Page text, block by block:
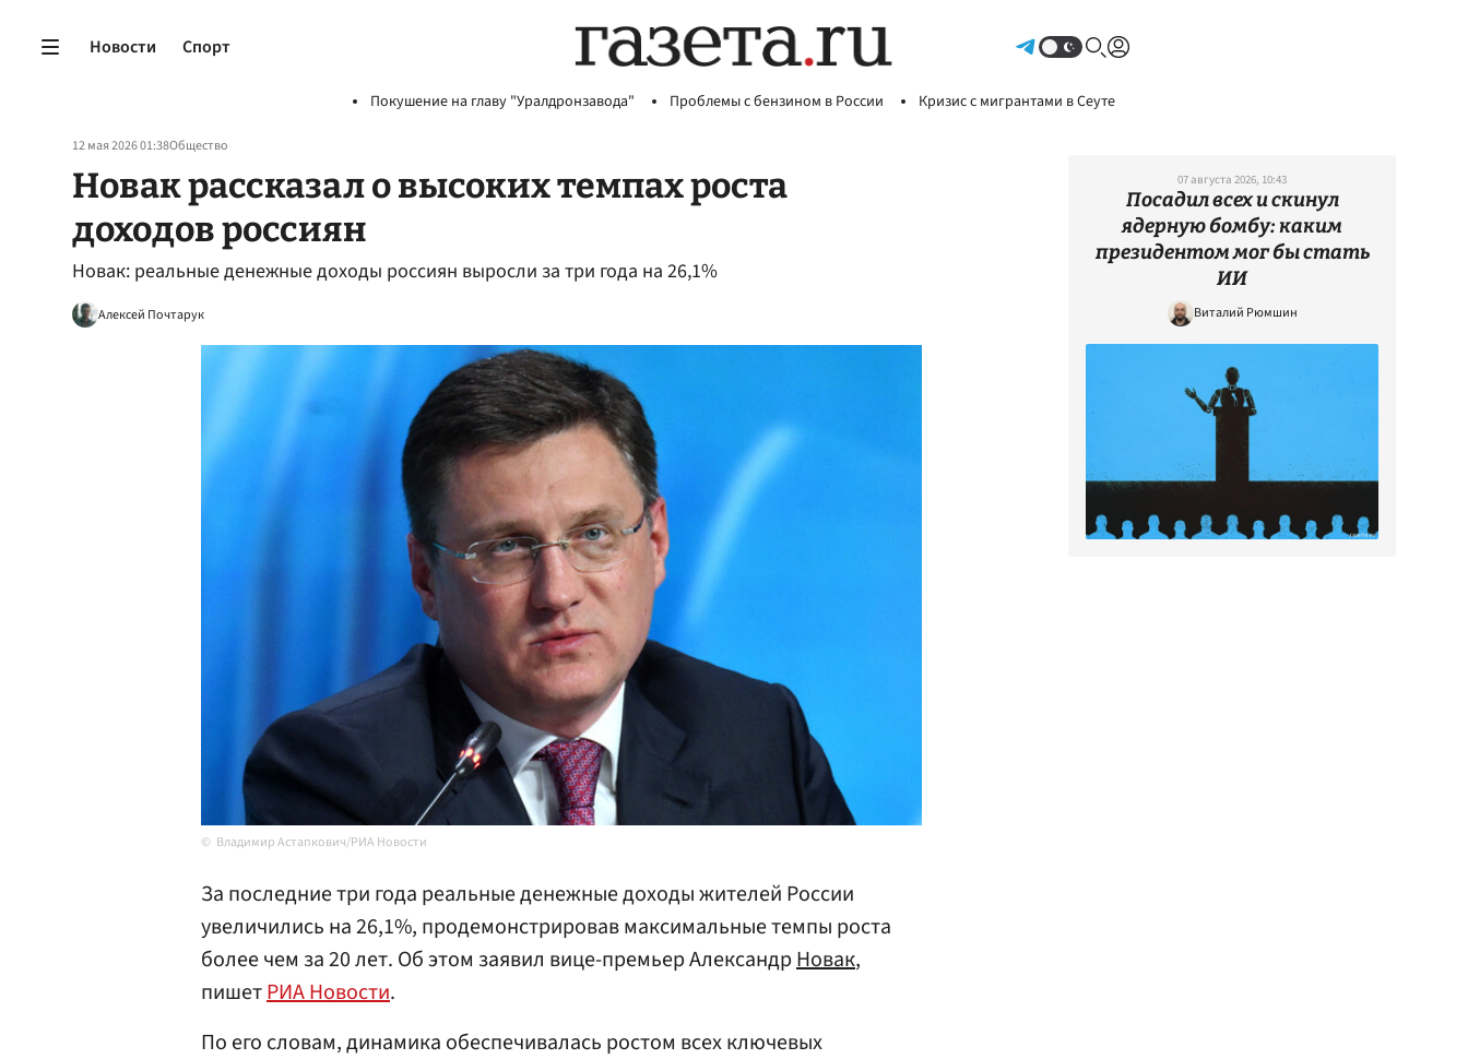
Новости Спорт
Покушение на главу "Уралдронзавода" Проблемы с бензином в России Кризис с мигрантами в Сеуте
12 мая 2026 01:38Общество
Новак рассказал о высоких темпах роста
доходов россиян
Новак: реальные денежные доходы россиян выросли за три года на 26,1%
Алексей Почтарук
Владимир Астапкович/РИА Новости
За последние три года реальные денежные доходы жителей России
увеличились на 26,1%, продемонстрировав максимальные темпы роста
более чем за 20 лет. Об этом заявил вице-премьер АлександрНовак,
пишетРИА Новости.
По его словам, динамика обеспечивалась ростом всех ключевых
07 августа 2026, 10:43
Посадил всех и скинул
ядерную бомбу: каким
президентом мог бы стать
ИИ
Виталий Рюмшин